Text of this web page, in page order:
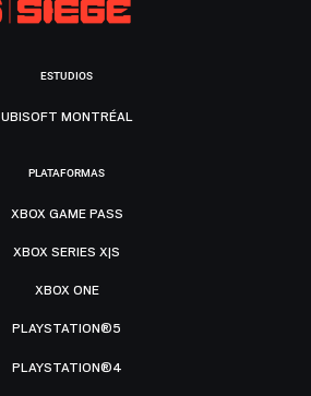
ESTUDIOS
UBISOFT MONTRÉAL
PLATAFORMAS
XBOX GAME PASS
XBOX SERIES X|S
XBOX ONE
PLAYSTATION®5
PLAYSTATION®4